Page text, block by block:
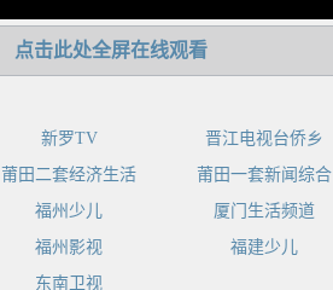
点击此处全屏在线观看
新罗TV 晋江电视台侨乡
莆田二套经济生活 莆田一套新闻综合
福州少儿 厦门生活频道
福州影视 福建少儿
东南卫视